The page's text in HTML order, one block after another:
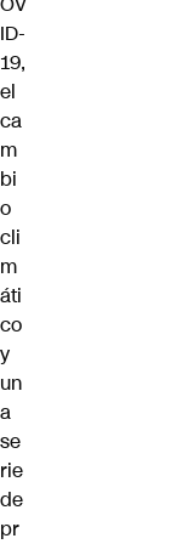
ID-
19,
el
ca
m
bi
o
cli
m
áti
co
y
un
a
se
rie
de
pr